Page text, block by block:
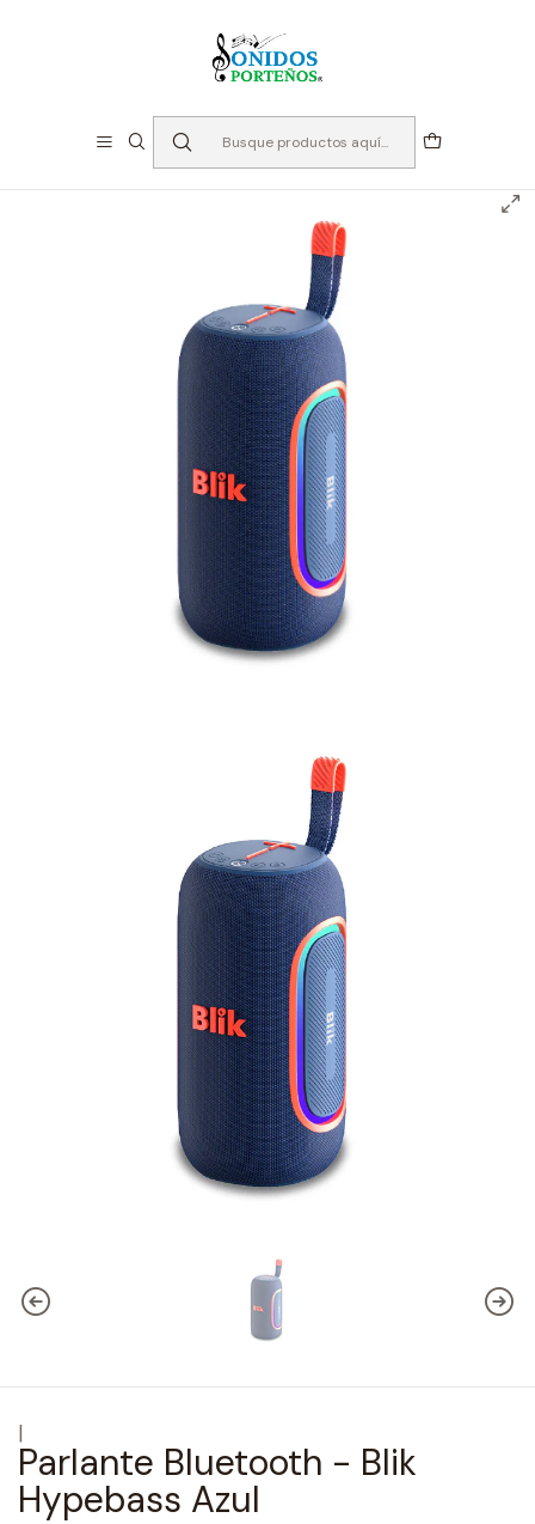
Audio
Parlantes
|
Parlante Bluetooth - Blik
Hypebass Azul